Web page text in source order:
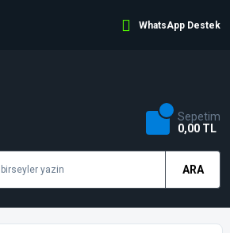
WhatsApp Destek
ARA
Sepetim
0,00 TL